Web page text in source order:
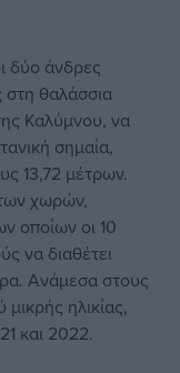
δύο άνδρες
στη θαλάσσια
Καλύμνου, να
σημαία,
13,72 μέτρων.
χωρών,
οποίων οι 10
να διαθέτει
Ανάμεσα στους
ηλικίας,
και 2022.